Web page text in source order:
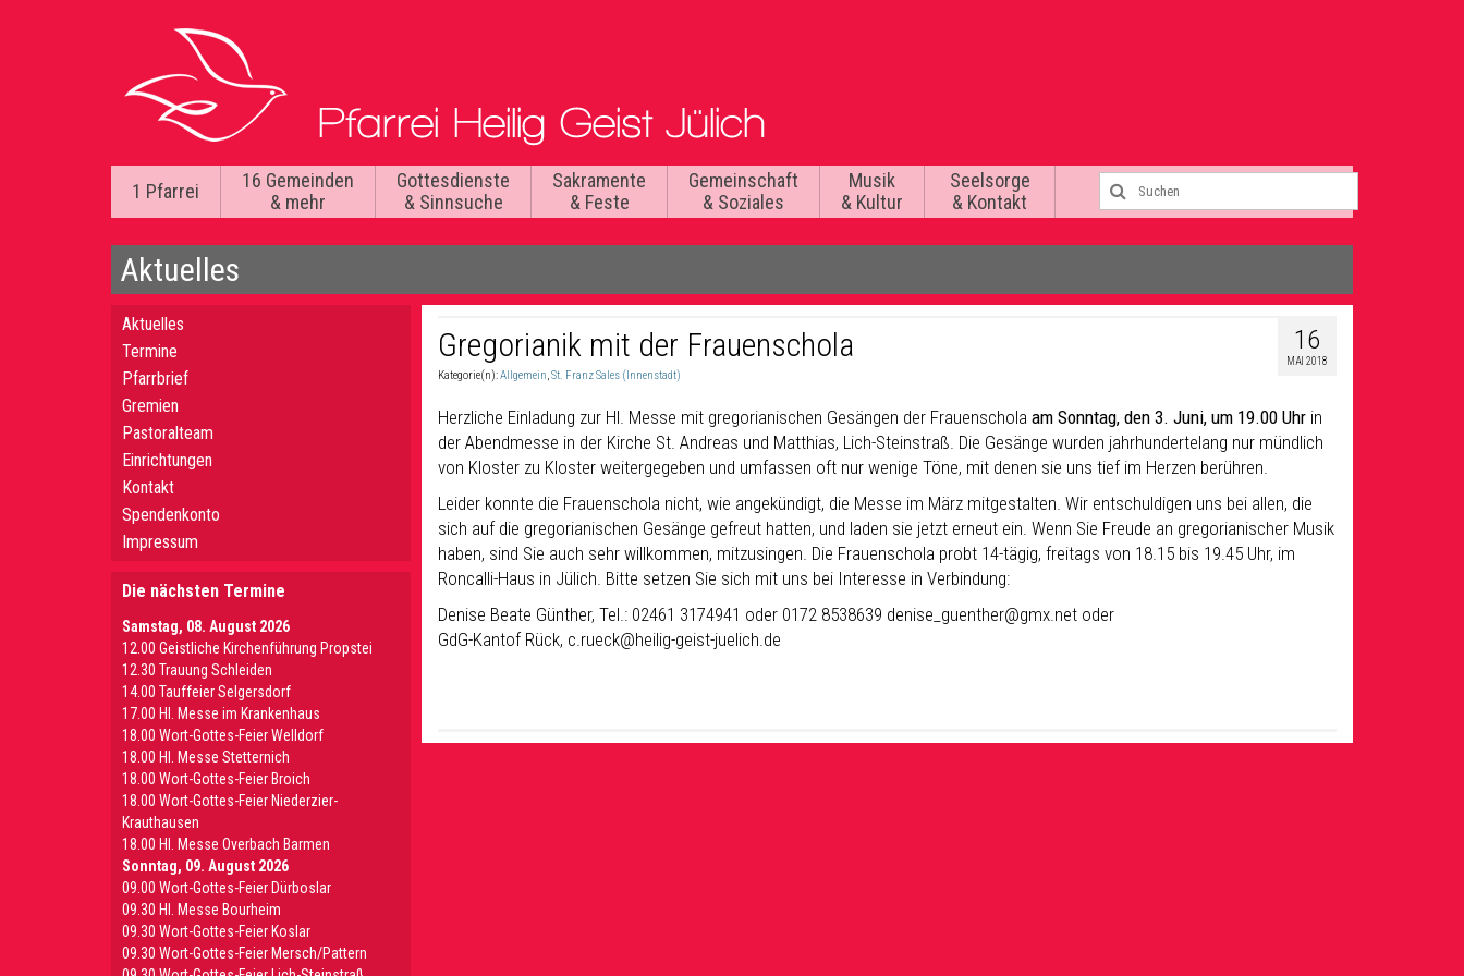
1 Pfarrei
16 Gemeinden
& mehr
Gottesdienste
& Sinnsuche
Sakramente
& Feste
Gemeinschaft
& Soziales
Musik
& Kultur
Seelsorge
& Kontakt
Aktuelles
16
MAI 2018
Gregorianik mit der Frauenschola
Kategorie(n):Allgemein,St. Franz Sales (Innenstadt)
Herzliche Einladung zur Hl. Messe mit gregorianischen Gesängen der Frauenschola am Sonntag, den 3. Juni, um 19.00 Uhr in
der Abendmesse in der Kirche St. Andreas und Matthias, Lich-Steinstraß. Die Gesänge wurden jahrhundertelang nur mündlich
von Kloster zu Kloster weitergegeben und umfassen oft nur wenige Töne, mit denen sie uns tief im Herzen berühren.
Leider konnte die Frauenschola nicht, wie angekündigt, die Messe im März mitgestalten. Wir entschuldigen uns bei allen, die
sich auf die gregorianischen Gesänge gefreut hatten, und laden sie jetzt erneut ein. Wenn Sie Freude an gregorianischer Musik
haben, sind Sie auch sehr willkommen, mitzusingen. Die Frauenschola probt 14-tägig, freitags von 18.15 bis 19.45 Uhr, im
Roncalli-Haus in Jülich. Bitte setzen Sie sich mit uns bei Interesse in Verbindung:
Denise Beate Günther, Tel.: 02461 3174941 oder 0172 8538639 denise_guenther@gmx.net oder
GdG-Kantof Rück, c.rueck@heilig-geist-juelich.de
Aktuelles
Termine
Pfarrbrief
Gremien
Pastoralteam
Einrichtungen
Kontakt
Spendenkonto
Impressum
Die nächsten Termine
Samstag, 08. August 2026
12.00 Geistliche Kirchenführung Propstei
12.30 Trauung Schleiden
14.00 Tauffeier Selgersdorf
17.00 Hl. Messe im Krankenhaus
18.00 Wort-Gottes-Feier Welldorf
18.00 Hl. Messe Stetternich
18.00 Wort-Gottes-Feier Broich
18.00 Wort-Gottes-Feier Niederzier-
Krauthausen
18.00 Hl. Messe Overbach Barmen
Sonntag, 09. August 2026
09.00 Wort-Gottes-Feier Dürboslar
09.30 HI. Messe Bourheim
09.30 Wort-Gottes-Feier Koslar
09.30 Wort-Gottes-Feier Mersch/Pattern